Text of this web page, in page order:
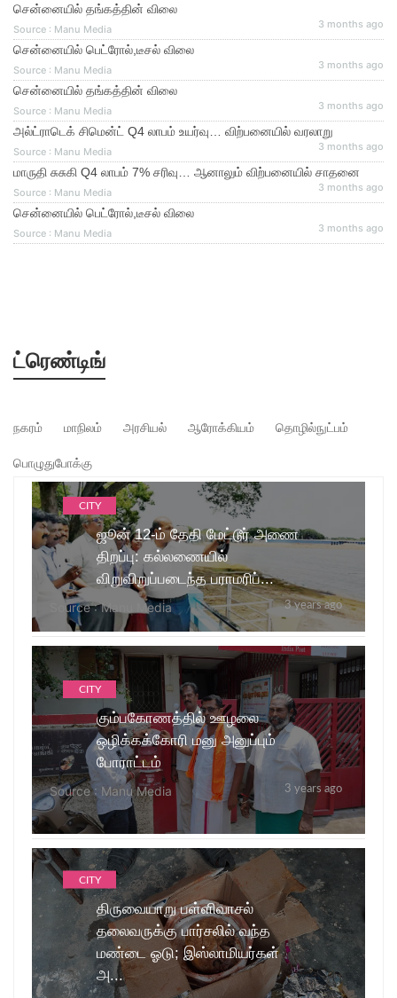
சென்னையில் தங்கத்தின் விலை
Source : Manu Media 3 months ago
சென்னையில் பெட்ரோல்,டீசல் விலை
Source : Manu Media 3 months ago
சென்னையில் தங்கத்தின் விலை
Source : Manu Media 3 months ago
அல்ட்ராடெக் சிமென்ட் Q4 லாபம் உயர்வு… விற்பனையில் வரலாறு
Source : Manu Media 3 months ago
மாருதி சுசுகி Q4 லாபம் 7% சரிவு… ஆனாலும் விற்பனையில் சாதனை
Source : Manu Media 3 months ago
சென்னையில் பெட்ரோல்,டீசல் விலை
Source : Manu Media 3 months ago
ட்ரெண்டிங்
நகரம் மாநிலம் அரசியல் ஆரோக்கியம் தொழில்நுட்பம்
பொழுதுபோக்கு
CITY
ஜூன் 12-ம் தேதி மேட்டூர் அணை
திறப்பு: கல்லணையில்
விறுவிறுப்படைந்த பராமரிப்...
Source : Manu Media 3 years ago
CITY
கும்பகோணத்தில் ஊழலை
ஒழிக்கக்கோரி மனு அனுப்பும்
போராட்டம்
Source : Manu Media 3 years ago
CITY
திருவையாறு பள்ளிவாசல்
தலைவருக்கு பார்சலில் வந்த
மண்டை ஓடு; இஸ்லாமியர்கள்
அ...